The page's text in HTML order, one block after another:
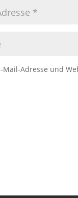
Mail-Adresse und